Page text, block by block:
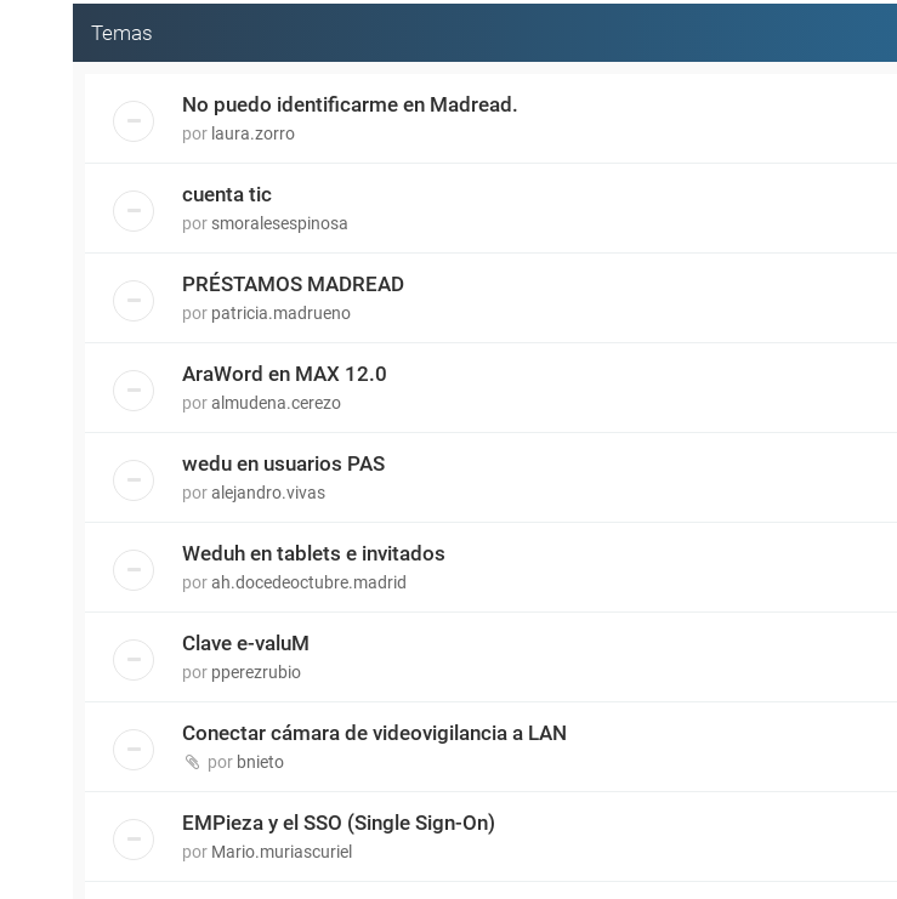
Temas
No puedo identificarme en Madread.
por laura.zorro
cuenta tic
por smoralesespinosa
PRÉSTAMOS MADREAD
por patricia.madrueno
AraWord en MAX 12.0
poralmudena.cerezo
wedu en usuarios PAS
poralejandro.vivas
Weduh en tablets e invitados
porah.docedeoctubre.madrid
Clave e-valuM
por pperezrubio
Conectar cámara de videovigilancia a LAN
por bnieto
EMPieza y el SSO (Single Sign-On)
por Mario.muriascuriel